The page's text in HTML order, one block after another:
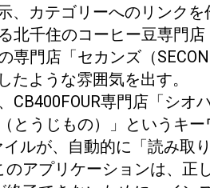
カテゴリーへのリンクを
千住のコーヒー豆専門店
門店「セカンズ（
たような雰囲気を出す。
専門店「シオハ
うじもの）」というキー
ルが、自動的に「読み取
アプリケーションは、正